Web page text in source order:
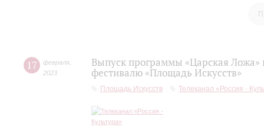
17 февраля
2023
Выпуск программы «Царская
фестивалю «Площадь Искусств»
Площадь Искусств Телеканал «Россия -